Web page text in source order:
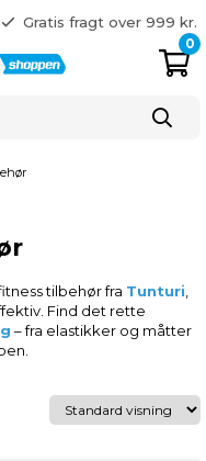
Gratis fragt over 999 kr.
41 128 128
0
tilbehør fra Tunturi
Find det rette
– fra elastikker og måtter